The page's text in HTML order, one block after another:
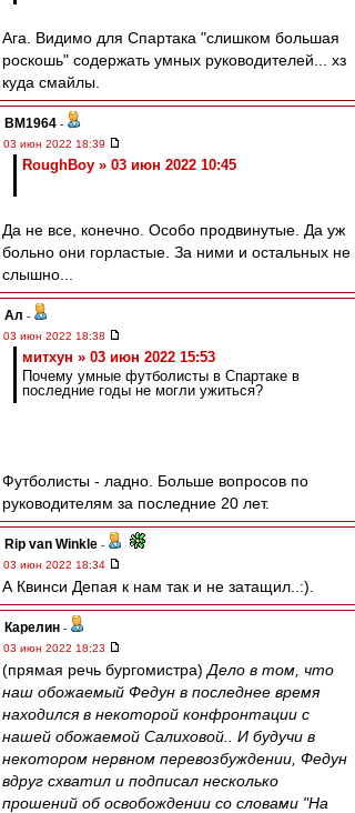
Ага. Видимо для Спартака "слишком большая
роскошь" содержать умных руководителей... хз
куда смайлы.
BM1964 -
03 июн 2022 18:39
RoughBoy » 03 июн 2022 10:45
Да не все, конечно. Особо продвинутые. Да уж
больно они горластые. За ними и остальных не
слышно...
Ал -
03 июн 2022 18:38
митхун » 03 июн 2022 15:53
Почему умные футболисты в Спартаке в
последние годы не могли ужиться?
Футболисты - ладно. Больше вопросов по
руководителям за последние 20 лет.
Rip van Winkle -
03 июн 2022 18:34
А Квинси Депая к нам так и не затащил..:).
Карелин -
03 июн 2022 18:23
(прямая речь бургомистра) Дело в том, что
наш обожаемый Федун в последнее время
находился в некоторой конфронтации с
нашей обожаемой Салиховой.. И будучи в
некотором нервном перевозбуждении, Федун
вдруг схватил и подписал несколько
прошений об освобождении со словами "На